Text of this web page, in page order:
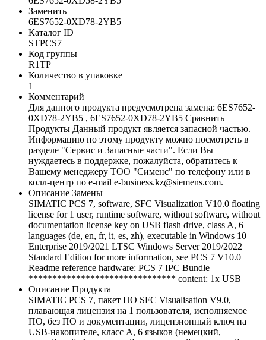
Заменить
6ES7652-0XD78-2YB5
Каталог ID
STPCS7
Код группы
R1TP
Количество в упаковке
1
Комментарий
Для данного продукта предусмотрена замена: 6ES7652-
0XD78-2YB5 , 6ES7652-0XD78-2YB5 Сравнить
Продукты Данный продукт является запасной частью.
Информацию по этому продукту можно посмотреть в
разделе "Сервис и Запасные части". Если Вы
нуждаетесь в поддержке, пожалуйста, обратитесь к
Вашему менеджеру ТОО "Сименс" по телефону или в
колл-центр по e-mail e-business.kz@siemens.com.
Описание Замены
SIMATIC PCS 7, software, SFC Visualization V10.0 floating
license for 1 user, runtime software, without software, without
documentation license key on USB flash drive, class A, 6
languages (de, en, fr, it, es, zh), executable in Windows 10
Enterprise 2019/2021 LTSC Windows Server 2019/2022
Standard Edition for more information, see PCS 7 V10.0
Readme reference hardware: PCS 7 IPC Bundle
******************************* content: 1x USB
Описание Продукта
SIMATIC PCS 7, пакет ПО SFC Visualisation V9.0,
плавающая лицензия на 1 пользователя, исполняемое
ПО, без ПО и документации, лицензионный ключ на
USB-накопителе, класс A, 6 языков (немецкий,